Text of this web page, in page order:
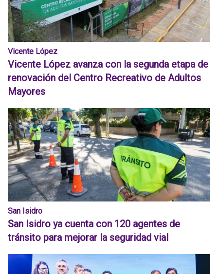
Vicente López
Vicente López avanza con la segunda etapa de
renovación del Centro Recreativo de Adultos
Mayores
San Isidro
San Isidro ya cuenta con 120 agentes de
tránsito para mejorar la seguridad vial